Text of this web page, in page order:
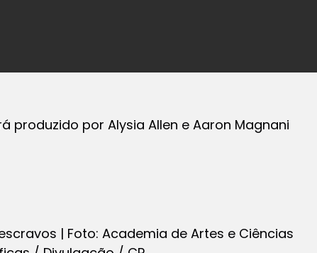
produzido por Alysia Allen e Aaron Magnani
| Foto: Academia de Artes e Ciências